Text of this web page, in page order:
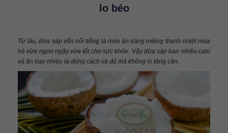
lo béo
Từ lâu, dừa sáp vốn nổi tiếng là món ăn tráng miệng thanh nhiệt mùa
hè vừa ngon ngậy vừa tốt cho sức khỏe. Vậy dừa sáp bao nhiêu calo
và ăn bao nhiêu là đúng cách và đủ mà không lo tăng cân.